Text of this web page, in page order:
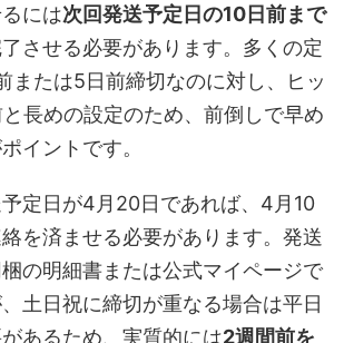
には次回発送予定日の10日前まで
させる必要があります。多くの定
または5日前締切なのに対し、ヒッ
長めの設定のため、前倒しで早め
イントです。
定日が4月20日であれば、4月10
を済ませる必要があります。発送
の明細書または公式マイページで
土日祝に締切が重なる場合は平日
あるため、実質的には2週間前を